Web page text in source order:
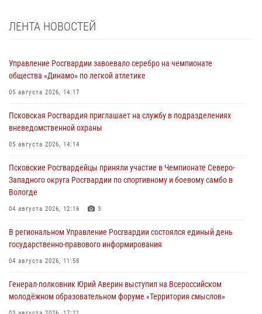
ЛЕНТА НОВОСТЕЙ
Управление Росгвардии завоевало серебро на чемпионате
общества «Динамо» по легкой атлетике
05 августа 2026, 14:17
Псковская Росгвардия приглашает на службу в подразделениях
вневедомственной охраны
05 августа 2026, 14:14
Псковские Росгвардейцы приняли участие в Чемпионате Северо-
Западного округа Росгвардии по спортивному и боевому самбо в
Вологде
04 августа 2026, 12:16 3
В региональном Управление Росгвардии состоялся единый день
государственно-правового информирования
04 августа 2026, 11:58
Генерал-полковник Юрий Аверин выступил на Всероссийском
молодёжном образовательном форуме «Территория смыслов»